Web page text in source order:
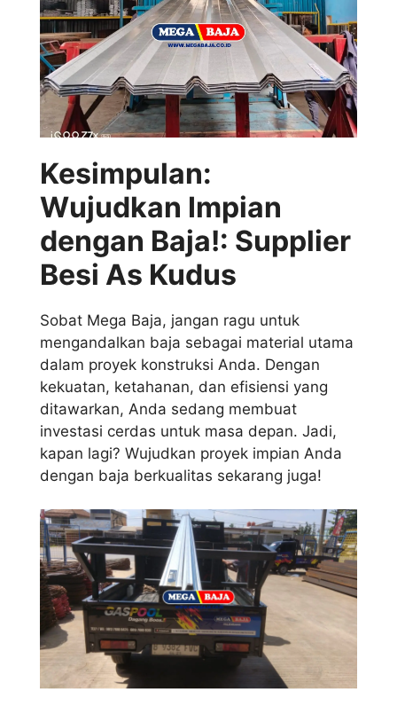
Kesimpulan:
Wujudkan Impian
dengan Baja!: Supplier
Besi As Kudus
Sobat Mega Baja, jangan ragu untuk
mengandalkan baja sebagai material utama
dalam proyek konstruksi Anda. Dengan
kekuatan, ketahanan, dan efisiensi yang
ditawarkan, Anda sedang membuat
investasi cerdas untuk masa depan. Jadi,
kapan lagi? Wujudkan proyek impian Anda
dengan baja berkualitas sekarang juga!